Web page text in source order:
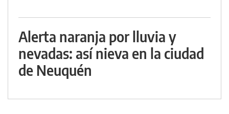
Alerta naranja por lluvia y
nevadas: así nieva en la ciudad
de Neuquén